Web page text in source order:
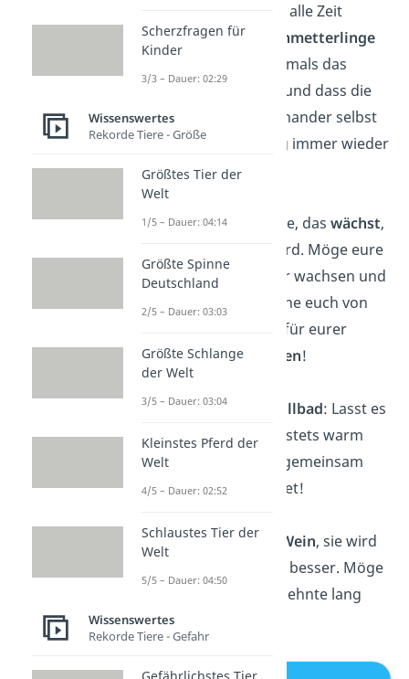
für alle Zeit
währt, dass die
Schmetterlinge
in ihrem Bauch niemals das
Fliegen verlernen, und dass die
Leidenschaft füreinander selbst
im härtesten Alltag immer wieder
aufflammt!
Liebe ist das einzige, daswächst,
wird. Möge eure
Liebe immer weiter wachsen und
blühen! Ich wünsche euch von
Herzen Alles Gute für eurer
gemeinsames Leben!
Liebe ist wie ein Vollbad: Lasst es
euch ein, haltet es stets warm
und badet, bis ihr gemeinsam
schrumpelig
werdet!
Eure Liebe ist wie Wein, sie wird
mit der Zeit immer besser. Möge
sie noch viele Jahrzehnte lang
reifen
Scherzfragen für
Kinder
3/3 – Dauer: 02:29
Wissenswertes
Rekorde Tiere - Größe
Größtes Tier der
Welt
1/5 – Dauer: 04:14
Größte Spinne
Deutschland
2/5 – Dauer: 03:03
Größte Schlange
der Welt
3/5 – Dauer: 03:04
Kleinstes Pferd der
Welt
4/5 – Dauer: 02:52
Schlaustes Tier der
Welt
5/5 – Dauer: 04:50
Wissenswertes
Rekorde Tiere - Gefahr
Gefährlichstes Tier